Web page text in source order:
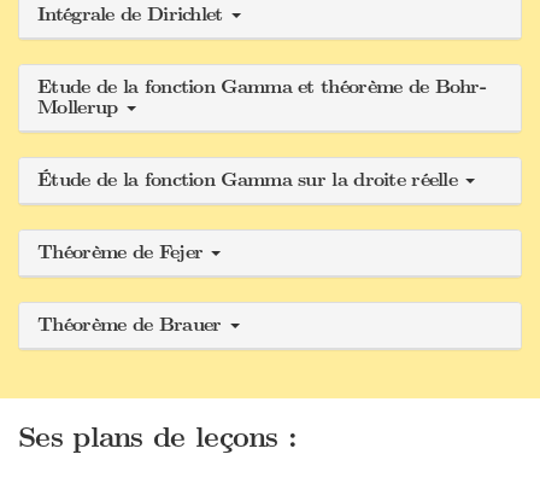
Intégrale de Dirichlet
Etude de la fonction Gamma et théorème de Bohr-
Mollerup
Étude de la fonction Gamma sur la droite réelle
Théorème de Fejer
Théorème de Brauer
Ses plans de leçons :